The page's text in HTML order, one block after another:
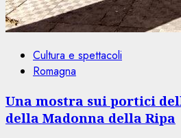
Cultura e spettacoli
Romagna
Una mostra sui portici
della Madonna della Ripa